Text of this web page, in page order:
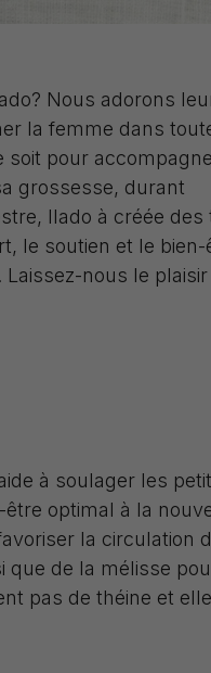
Nous adorons
la femme dans
soit pour
grossesse, durant
Ilado à créée des
le soutien et le bien-
nous le plaisir
à soulager les
optimal à la
la circulation
que de la mélisse
pas de théine et